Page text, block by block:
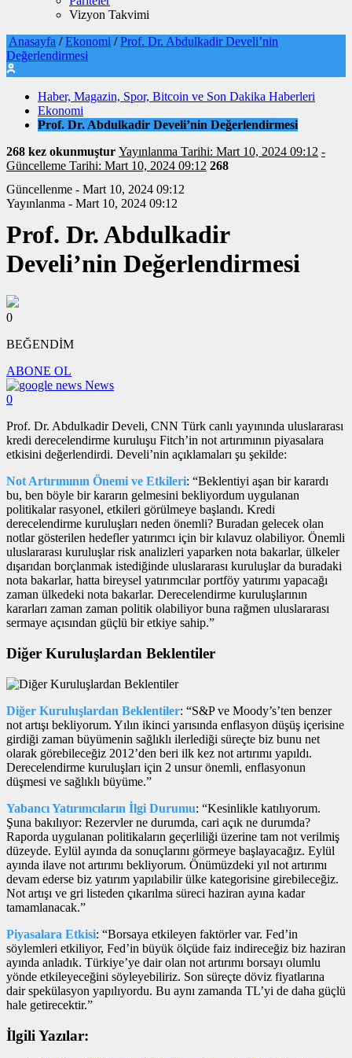
Vizyon Takvimi
Anasayfa / Ekonomi / Prof. Dr. Abdulkadir Develi’nin
Değerlendirmesi
Haber, Magazin, Spor, Bitcoin ve Son Dakika Haberleri
Ekonomi
Prof. Dr. Abdulkadir Develi’nin Değerlendirmesi
268 kez okunmuştur Yayınlanma Tarihi: Mart 10, 2024 09:12 -
Güncelleme Tarihi: Mart 10, 2024 09:12 268
Güncellenme - Mart 10, 2024 09:12
Yayınlanma - Mart 10, 2024 09:12
Prof. Dr. Abdulkadir
Develi’nin Değerlendirmesi
0
BEĞENDİM
ABONE OL
News
0
Prof. Dr. Abdulkadir Develi, CNN Türk canlı yayınında uluslararası
kredi derecelendirme kuruluşu Fitch’in not artırımının piyasalara
etkisini değerlendirdi. Develi’nin açıklamaları şu şekilde:
Not Artırımının Önemi ve Etkileri: “Beklentiyi aşan bir karardı
bu, ben böyle bir kararın gelmesini bekliyordum uygulanan
politikalar rasyonel, etkileri görülmeye başlandı. Kredi
derecelendirme kuruluşları neden önemli? Buradan gelecek olan
notlar gösterilen hedefler yatırımcı için bir kılavuz olabiliyor. Önemli
uluslararası kuruluşlar risk analizleri yaparken nota bakarlar, ülkeler
dışarıdan borçlanmak istediğinde uluslararası kuruluşlar da buradaki
nota bakarlar, hatta bireysel yatırımcılar portföy yatırımı yapacağı
zaman ülkedeki nota bakarlar. Derecelendirme kuruluşlarının
kararları zaman zaman politik olabiliyor buna rağmen uluslararası
sermaye açısından güçlü bir etkiye sahip.”
Diğer Kuruluşlardan Beklentiler
Diğer Kuruluşlardan Beklentiler: “S&P ve Moody’s’ten benzer
not artışı bekliyorum. Yılın ikinci yarısında enflasyon düşüş içerisine
girdiği zaman büyümenin sağlıklı ilerlediği süreçte biz bunu net
olarak görebileceğiz 2012’den beri ilk kez not artırımı yapıldı.
Derecelendirme kuruluşları için 2 unsur önemli, enflasyonun
düşmesi ve sağlıklı büyüme.”
Yabancı Yatırımcıların İlgi Durumu: “Kesinlikle katılıyorum.
Şuna bakılıyor: Rezervler ne durumda, cari açık ne durumda?
Raporda uygulanan politikaların geçerliliği üzerine tam not verilmiş
düzeyde. Eylül ayında da sonuçlarını görmeye başlayacağız. Eylül
ayında ilave not artırımı bekliyorum. Önümüzdeki yıl not artırımı
devam ederse biz yatırım yapılabilir ülke kategorisine girebileceğiz.
Not artışı ve gri listeden çıkarılma süreci haziran ayına kadar
tamamlanacak.”
Piyasalara Etkisi: “Borsaya etkileyen faktörler var. Fed’in
söylemleri etkiliyor, Fed’in büyük ölçüde faiz indireceğiz biz haziran
ayında anladık. Türkiye’ye dair olan not artırımı borsayı olumlu
yönde etkileyeceğini söyleyebiliriz. Son süreçte döviz fiyatlarına
dair spekülasyon yapılıyordu. Bu aynı zamanda TL’yi de daha güçlü
hale getirecektir.”
İlgili Yazılar: